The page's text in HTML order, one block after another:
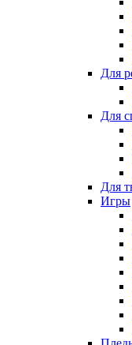
Для
Для
Для
Игры